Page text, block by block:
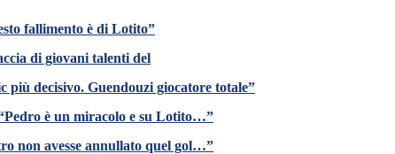
fallimento è di Lotito”
di giovani talenti del
decisivo. Guendouzi giocatore totale”
è un miracolo e su Lotito…”
non avesse annullato quel gol…”